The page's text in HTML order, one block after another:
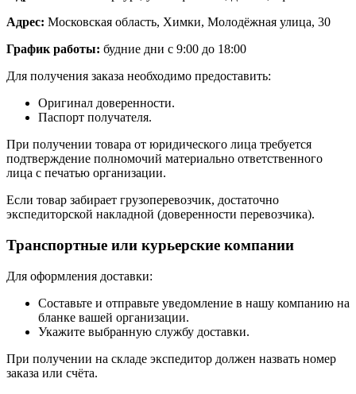
Адрес: Московская область, Химки, Молодёжная улица, 30
График работы: будние дни с 9:00 до 18:00
Для получения заказа необходимо предоставить:
Оригинал доверенности.
Паспорт получателя.
При получении товара от юридического лица требуется
подтверждение полномочий материально ответственного
лица с печатью организации.
Если товар забирает грузоперевозчик, достаточно
экспедиторской накладной (доверенности перевозчика).
Транспортные или курьерские компании
Для оформления доставки:
Составьте и отправьте уведомление в нашу компанию на
бланке вашей организации.
Укажите выбранную службу доставки.
При получении на складе экспедитор должен назвать номер
заказа или счёта.